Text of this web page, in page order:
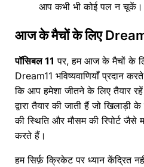
आप कभी भी कोई पल न चूकें।
आज के मैचों के लिए
पॉसिबल 11 पर, हम आज के मैचों के
Dream11 भविष्यवाणियाँ प्रदान
कि आप हमेशा जीतने के लिए तैयार रहें।
द्वारा तैयार की जाती हैं जो
की स्थिति और मौसम की रिपोर्ट जैसे
करते हैं।
हम सिर्फ़ क्रिकेट पर ध्यान केंद्रित